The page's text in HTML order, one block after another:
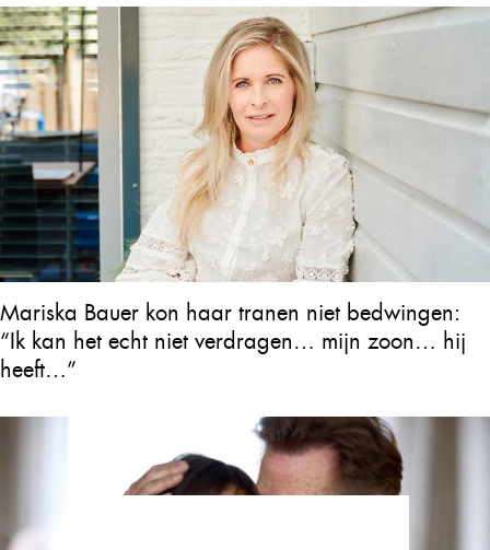
Mariska Bauer kon haar tranen niet bedwingen:
“Ik kan het echt niet verdragen… mijn zoon… hij
heeft…”